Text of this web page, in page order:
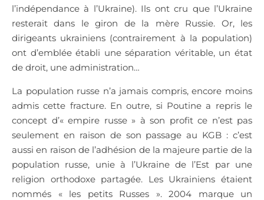
l’indépendance à l’Ukraine). Ils ont cru que l’Ukraine
resterait dans le giron de la mère Russie. Or, les
dirigeants ukrainiens (contrairement à la population)
ont d’emblée établi une séparation véritable, un état
de droit, une administration…
La population russe n’a jamais compris, encore moins
admis cette fracture. En outre, si Poutine a repris le
concept d’« empire russe » à son profit ce n’est pas
seulement en raison de son passage au KGB : c’est
aussi en raison de l’adhésion de la majeure partie de la
population russe, unie à l’Ukraine de l’Est par une
religion orthodoxe partagée. Les Ukrainiens étaient
nommés « les petits Russes ». 2004 marque un